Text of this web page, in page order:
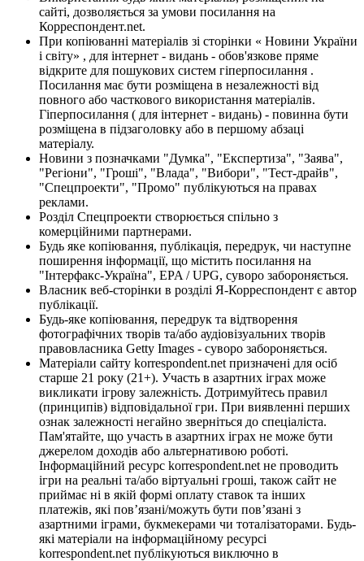
сайті, дозволяється за умови посилання на
Корреспондент.net.
При копіюванні матеріалів зі сторінки « Новини України
і світу» , для інтернет - видань - обов'язкове пряме
відкрите для пошукових систем гіперпосилання .
Посилання має бути розміщена в незалежності від
повного або часткового використання матеріалів.
Гіперпосилання ( для інтернет - видань) - повинна бути
розміщена в підзаголовку або в першому абзаці
матеріалу.
Новини з позначками "Думка", "Експертиза", "Заява",
"Регіони", "Гроші", "Влада", "Вибори", "Тест-драйв",
"Спецпроекти", "Промо" публікуються на правах
реклами.
Розділ Спецпроекти створюється спільно з
комерційними партнерами.
Будь яке копіювання, публікація, передрук, чи наступне
поширення інформації, що містить посилання на
"Інтерфакс-Україна", EPA / UPG, суворо забороняється.
Власник веб-сторінки в розділі Я-Корреспондент є автор
публікації.
Будь-яке копіювання, передрук та відтворення
фотографічних творів та/або аудіовізуальних творів
правовласника Getty Images - суворо забороняється.
Матеріали сайту korrespondent.net призначені для осіб
старше 21 року (21+). Участь в азартних іграх може
викликати ігрову залежність. Дотримуйтесь правил
(принципів) відповідальної гри. При виявленні перших
ознак залежності негайно зверніться до спеціаліста.
Пам'ятайте, що участь в азартних іграх не може бути
джерелом доходів або альтернативою роботі.
Інформаційний ресурс korrespondent.net не проводить
ігри на реальні та/або віртуальні гроші, також сайт не
приймає ні в якій формі оплату ставок та інших
платежів, які пов’язані/можуть бути пов’язані з
азартними іграми, букмекерами чи тоталізаторами. Будь-
які матеріали на інформаційному ресурсі
korrespondent.net публікуються виключно в